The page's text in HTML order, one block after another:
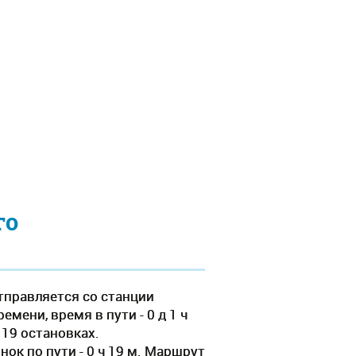
со станции
время в пути - 0 д 1 ч
остановках.
по пути - 0 ч 19 м. Маршрут